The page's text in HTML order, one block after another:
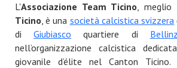
L'Associazione Team Ticino, meglio
Ticino, è una societàcalcisticasvizzera
diGiubiasco quartiere di
nell’organizzazione calcistica
giovanile d’élite nel Canton